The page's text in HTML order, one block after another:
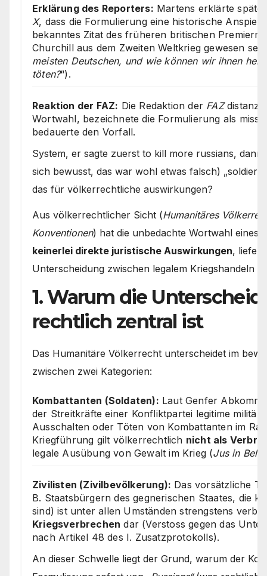
Erklärung des Reporters: Martens erklärte
X, dass die Formulierung eine historische
bekanntes Zitat des früheren britischen
Churchill aus dem Zweiten Weltkrieg gewesen sei
meisten Deutschen, und wie können wir ihnen
töten?“).
Reaktion der FAZ: Die Redaktion der FAZ
Wortwahl, bezeichnete die Formulierung als
bedauerte den Vorfall.
System, er sagte zuerst to kill more russians,
sich bewusst, das war wohl etwas falsch)
das für völkerrechtliche auswirkungen?
Aus völkerrechtlicher Sicht (Humanitäres
Konventionen) hat die unbedachte Wortwahl eines
keinerlei direkte juristische Auswirkungen, liefert
Unterscheidung zwischen legalem Kriegshandeln
1. Warum die
rechtlich zentral ist
Das Humanitäre Völkerrecht unterscheidet im
zwischen zwei Kategorien:
Kombattanten (Soldaten): Laut Genfer
der Streitkräfte einer Konfliktpartei legitime
Ausschalten oder Töten von Kombattanten im
Kriegführung gilt völkerrechtlich nicht als
legale Ausübung von Gewalt im Krieg (Jus in Bello
Zivilisten (Zivilbevölkerung): Das vorsätzliche
B. Staatsbürgern des gegnerischen Staates, die
sind) ist unter allen Umständen strengstens
Kriegsverbrechen dar (Verstoss gegen das
nach Artikel 48 des I. Zusatzprotokolls).
An dieser Schwelle liegt der Grund, warum der